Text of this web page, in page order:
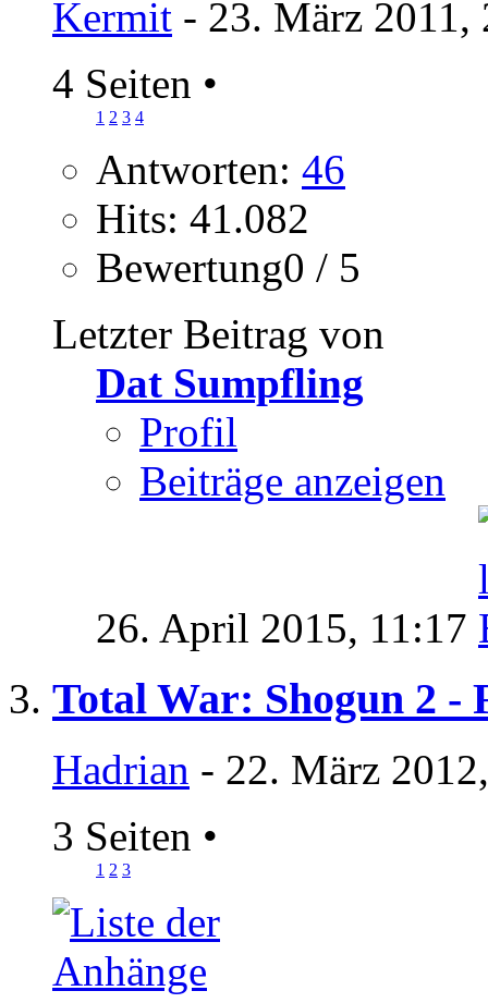
Kermit - 23. März 2011,
4 Seiten •
1 2 3 4
Antworten: 46
Hits: 41.082
Bewertung0 / 5
Letzter Beitrag von
Dat Sumpfling
Profil
Beiträge anzeigen
26. April 2015, 11:17
Total War: Shogun 2 -
Hadrian - 22. März
3 Seiten •
1 2 3